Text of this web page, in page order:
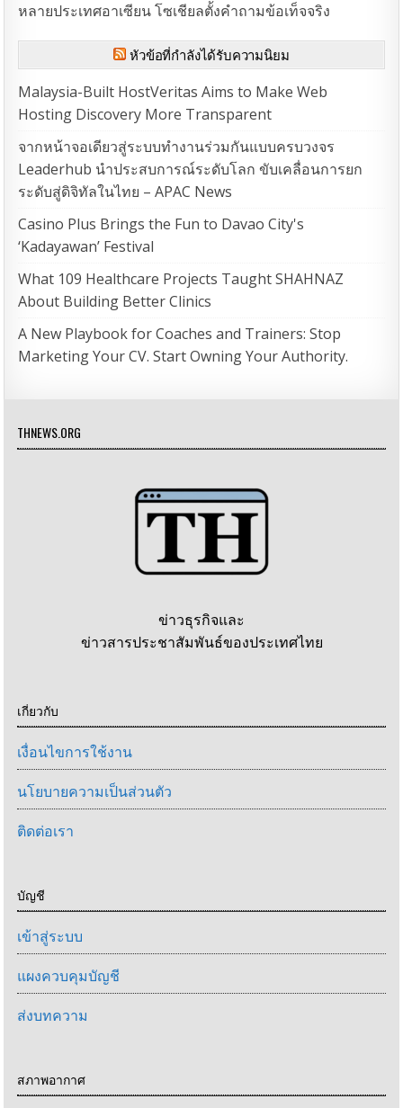
หลายประเทศอาเซียน โซเชียลตั้งคำถามข้อเท็จจริง
หัวข้อที่กำลังได้รับความนิยม
Malaysia-Built HostVeritas Aims to Make Web
Hosting Discovery More Transparent
จากหน้าจอเดียวสู่ระบบทำงานร่วมกันแบบครบวงจร
Leaderhub นำประสบการณ์ระดับโลก ขับเคลื่อนการยก
ระดับสู่ดิจิทัลในไทย – APAC News
Casino Plus Brings the Fun to Davao City's
‘Kadayawan’ Festival
What 109 Healthcare Projects Taught SHAHNAZ
About Building Better Clinics
A New Playbook for Coaches and Trainers: Stop
Marketing Your CV. Start Owning Your Authority.
THNEWS.ORG
ข่าวธุรกิจและ
ข่าวสารประชาสัมพันธ์ของประเทศไทย
เกี่ยวกับ
เงื่อนไขการใช้งาน
นโยบายความเป็นส่วนตัว
ติดต่อเรา
บัญชี
เข้าสู่ระบบ
แผงควบคุมบัญชี
ส่งบทความ
สภาพอากาศ